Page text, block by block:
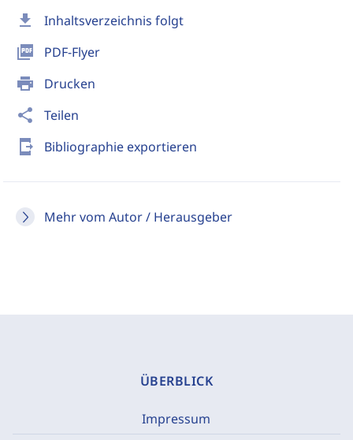
download Inhaltsverzeichnis folgt
picture_as_pdf PDF-Flyer
print Drucken
share Teilen
send_to_mobile Bibliographie exportieren
Mehr vom Autor / Herausgeber
ÜBERBLICK
Impressum